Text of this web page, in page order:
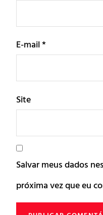
E-mail*
Site
Salvar meus dados
próxima vez que eu